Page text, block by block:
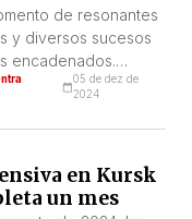
rusas. De decenas
de muertos civiles y
[…]
de resonantes
y diversos sucesos
encadenados.
por EEUU, con el
que produce la
El salto que
el ingreso al
05 de dez de
2024
en Kursk
un mes